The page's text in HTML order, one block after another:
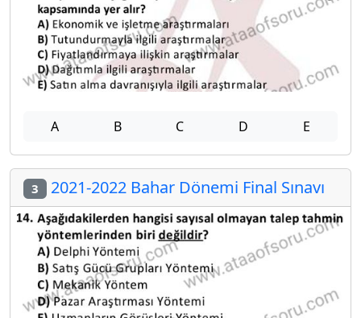
A B C D E
3 2021-2022 Bahar Dönemi Final Sınavı